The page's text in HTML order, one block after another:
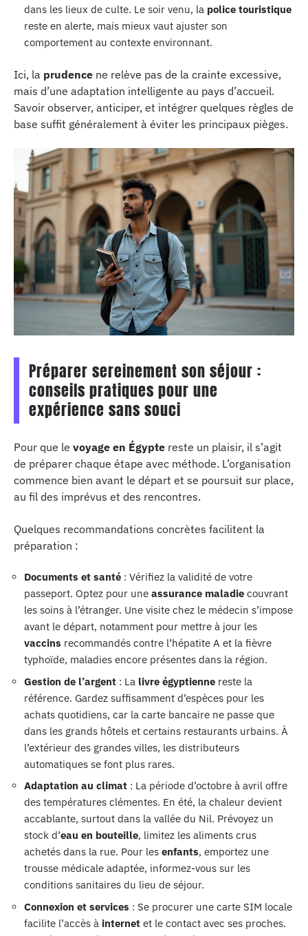
dans les lieux de culte. Le soir venu, la police touristique
reste en alerte, mais mieux vaut ajuster son
comportement au contexte environnant.
Ici, la prudence ne relève pas de la crainte excessive,
mais d’une adaptation intelligente au pays d’accueil.
Savoir observer, anticiper, et intégrer quelques règles de
base suffit généralement à éviter les principaux pièges.
Préparer sereinement son séjour :
conseils pratiques pour une
expérience sans souci
Pour que le voyage en Égypte reste un plaisir, il s’agit
de préparer chaque étape avec méthode. L’organisation
commence bien avant le départ et se poursuit sur place,
au fil des imprévus et des rencontres.
Quelques recommandations concrètes facilitent la
préparation :
Documents et santé : Vérifiez la validité de votre
passeport. Optez pour une assurance maladie couvrant
les soins à l’étranger. Une visite chez le médecin s’impose
avant le départ, notamment pour mettre à jour les
vaccins recommandés contre l’hépatite A et la fièvre
typhoïde, maladies encore présentes dans la région.
Gestion de l’argent : La livre égyptienne reste la
référence. Gardez suffisamment d’espèces pour les
achats quotidiens, car la carte bancaire ne passe que
dans les grands hôtels et certains restaurants urbains. À
l’extérieur des grandes villes, les distributeurs
automatiques se font plus rares.
Adaptation au climat : La période d’octobre à avril offre
des températures clémentes. En été, la chaleur devient
accablante, surtout dans la vallée du Nil. Prévoyez un
stock d’eau en bouteille, limitez les aliments crus
achetés dans la rue. Pour les enfants, emportez une
trousse médicale adaptée, informez-vous sur les
conditions sanitaires du lieu de séjour.
Connexion et services : Se procurer une carte SIM locale
facilite l’accès à internet et le contact avec ses proches.